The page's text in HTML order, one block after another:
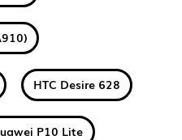
HTC Desire 628
P10 Lite